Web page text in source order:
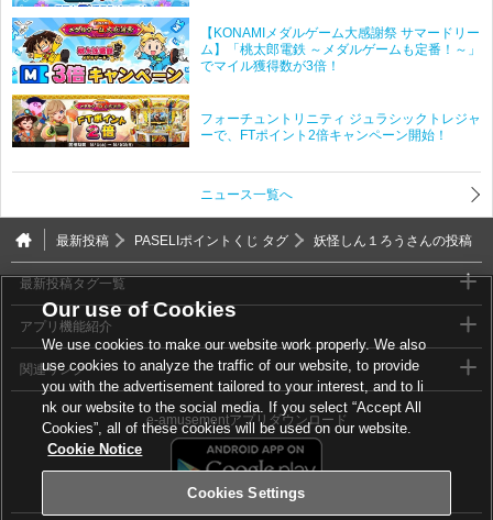
【KONAMIメダルゲーム大感謝祭 サマードリー
ム】「桃太郎電鉄 ～メダルゲームも定番！～」
でマイル獲得数が3倍！
フォーチュントリニティ ジュラシックトレジャ
ーで、FTポイント2倍キャンペーン開始！
ニュース一覧へ
最新投稿 PASELIポイントくじ タグ 妖怪しん１ろうさんの投稿
最新投稿タグ一覧
アプリ機能紹介
関連リンク
e-amusementアプリダウンロード
Our use of Cookies
We use cookies to make our website work properly. We also
use cookies to analyze the traffic of our website, to provide
you with the advertisement tailored to your interest, and to li
nk our website to the social media. If you select “Accept All
Cookies”, all of these cookies will be used on our website.
Cookie Notice
Cookies Settings